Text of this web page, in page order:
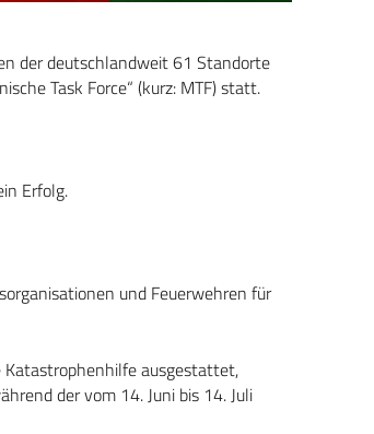
der deutschlandweit 61 Standorte
Task Force“ (kurz: MTF) statt.
Erfolg.
und Feuerwehren für
Katastrophenhilfe ausgestattet,
der vom 14. Juni bis 14. Juli